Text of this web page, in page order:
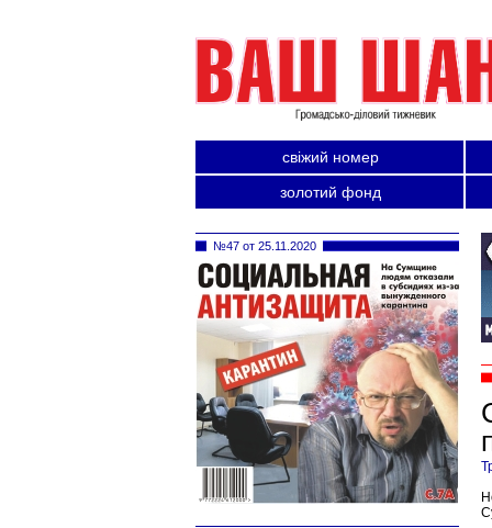
свіжий номер
золотий фонд
№47 от 25.11.2020